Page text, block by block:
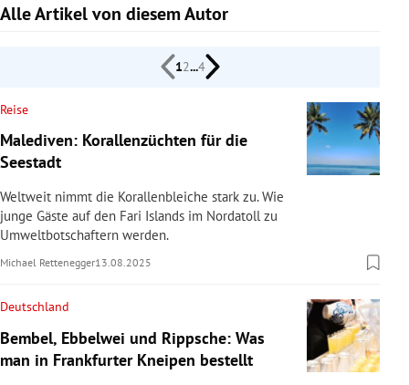
Untermenü
Untermenü
Untermenü
Untermenü
Untermenü
Alle Artikel von diesem Autor
12...4
Reise
Malediven: Korallenzüchten für die
Seestadt
Weltweit nimmt die Korallenbleiche stark zu. Wie
junge Gäste auf den Fari Islands im Nordatoll zu
Umweltbotschaftern werden.
Michael Rettenegger13.08.2025
Deutschland
Bembel, Ebbelwei und Rippsche: Was
man in Frankfurter Kneipen bestellt